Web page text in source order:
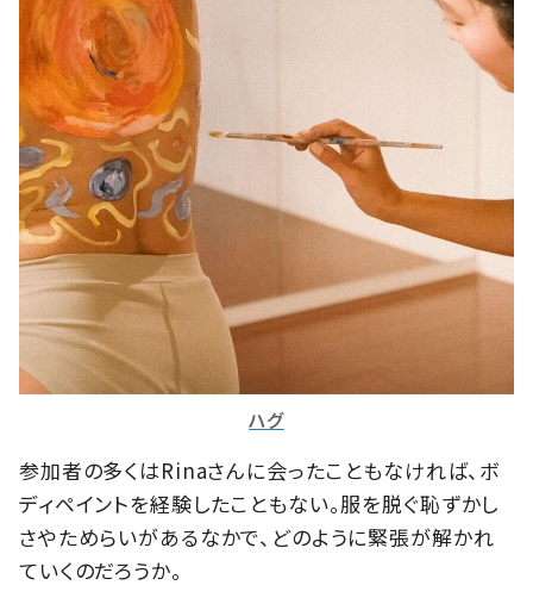
ハグ
参加者の多くはRinaさんに会ったこともなければ、ボ
ディペイントを経験したこともない。服を脱ぐ恥ずかし
さやためらいがあるなかで、どのように緊張が解かれ
ていくのだろうか。